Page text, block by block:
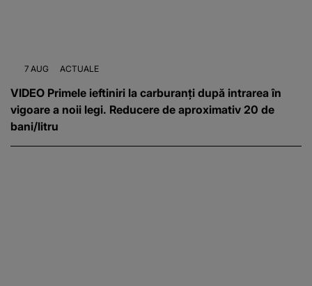
7 AUG ACTUALE
VIDEO Primele ieftiniri la carburanți după intrarea în
vigoare a noii legi. Reducere de aproximativ 20 de
bani/litru